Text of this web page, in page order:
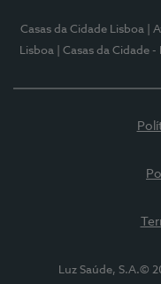
Casas da Cidade Lisboa
|
Lisboa
| Casas da Cidade
Luz Saúde, S.A.©